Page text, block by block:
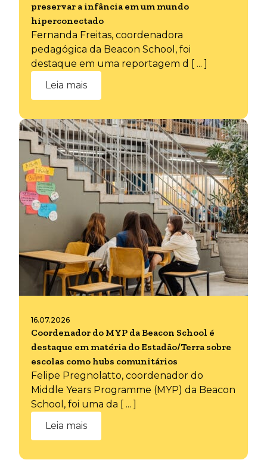
preservar a infância em um mundo
hiperconectado
Fernanda Freitas, coordenadora
pedagógica da Beacon School, foi
destaque em uma reportagem d [ ... ]
Leia mais
16.07.2026
Coordenador do MYP da Beacon School é
destaque em matéria do Estadão/Terra sobre
escolas como hubs comunitários
Felipe Pregnolatto, coordenador do
Middle Years Programme (MYP) da Beacon
School, foi uma da [ ... ]
Leia mais